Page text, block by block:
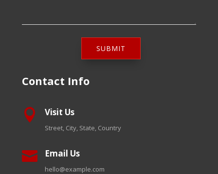
SUBMIT
Contact Info
 Visit Us
Street, City, State, Country
 Email Us
hello@example.com